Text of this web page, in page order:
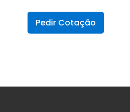
Pedir Cotação